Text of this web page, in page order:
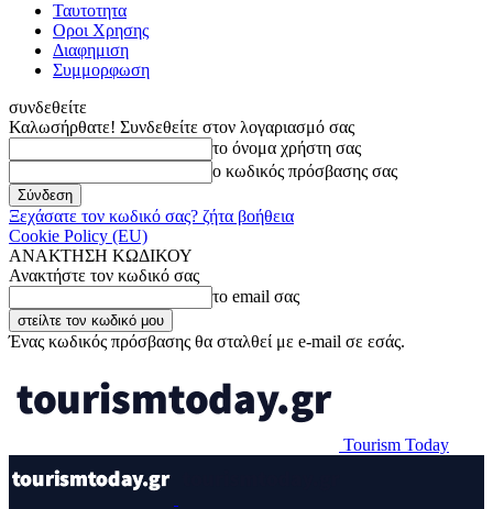
Ταυτοτητα
Οροι Χρησης
Διαφημιση
Συμμορφωση
συνδεθείτε
Καλωσήρθατε! Συνδεθείτε στον λογαριασμό σας
το όνομα χρήστη σας
ο κωδικός πρόσβασης σας
Ξεχάσατε τον κωδικό σας? ζήτα βοήθεια
Cookie Policy (EU)
ΑΝΑΚΤΗΣΗ ΚΩΔΙΚΟΥ
Ανακτήστε τον κωδικό σας
το email σας
Ένας κωδικός πρόσβασης θα σταλθεί με e-mail σε εσάς.
Tourism Today